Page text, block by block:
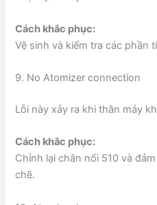
Cách khắc phục:
Vệ sinh và kiểm tra các phần
9. No Atomizer connection
Lỗi này xảy ra khi thân máy
Cách khắc phục:
Chỉnh lại chân nối 510 và
chẽ.